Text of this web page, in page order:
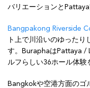
バリエーションと
Bangpakong Riverside
ト上で川沿いのゆった
す。BuraphaはPattaya /
ルフらしい36ホール体験
Bangkokや空港方面のゴ